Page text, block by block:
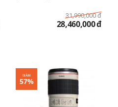
31,990,000 đ
28,460,000đ
GIẢM
57%